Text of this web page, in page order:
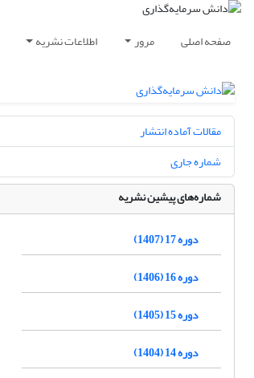
صفحه اصلی مرور اطلاعات نشریه
مقالات آماده انتشار
شماره جاری
شماره‌های پیشین نشریه
دوره 17 (1407)
دوره 16 (1406)
دوره 15 (1405)
دوره 14 (1404)